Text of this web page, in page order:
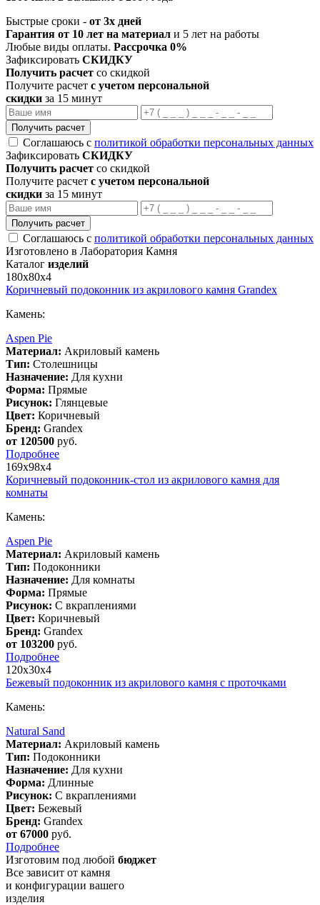
Быстрые сроки - от 3х дней
Гарантия от 10 лет на материал и 5 лет на работы
Любые виды оплаты. Рассрочка 0%
Зафиксировать СКИДКУ
Получить расчет со скидкой
Получите расчет с учетом персональной
скидки за 15 минут
Получить расчет
Соглашаюсь с политикой обработки персональных данных
Зафиксировать СКИДКУ
Получить расчет со скидкой
Получите расчет с учетом персональной
скидки за 15 минут
Получить расчет
Соглашаюсь с политикой обработки персональных данных
Изготовлено в Лаборатория Камня
Каталог изделий
180х80х4
Коричневый подоконник из акрилового камня Grandex
Камень:
Aspen Pie
Материал: Акриловый камень
Тип: Столешницы
Назначение: Для кухни
Форма: Прямые
Рисунок: Глянцевые
Цвет: Коричневый
Бренд: Grandex
от 120500 руб.
Подробнее
169х98х4
Коричневый подоконник-стол из акрилового камня для
комнаты
Камень:
Aspen Pie
Материал: Акриловый камень
Тип: Подоконники
Назначение: Для комнаты
Форма: Прямые
Рисунок: С вкраплениями
Цвет: Коричневый
Бренд: Grandex
от 103200 руб.
Подробнее
120х30х4
Бежевый подоконник из акрилового камня с проточками
Камень:
Natural Sand
Материал: Акриловый камень
Тип: Подоконники
Назначение: Для кухни
Форма: Длинные
Рисунок: С вкраплениями
Цвет: Бежевый
Бренд: Grandex
от 67000 руб.
Подробнее
Изготовим под любой бюджет
Все зависит от камня
и конфигурации вашего
изделия